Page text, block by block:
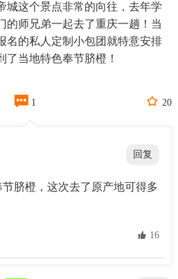
城这个景点非常的向往，去年学
的师兄弟一起去了重庆一趟！当
名的私人定制小包团就特意安排
了当地特色奉节脐橙！
 1  20
回复
脐橙，这次去了原产地可得多
 16